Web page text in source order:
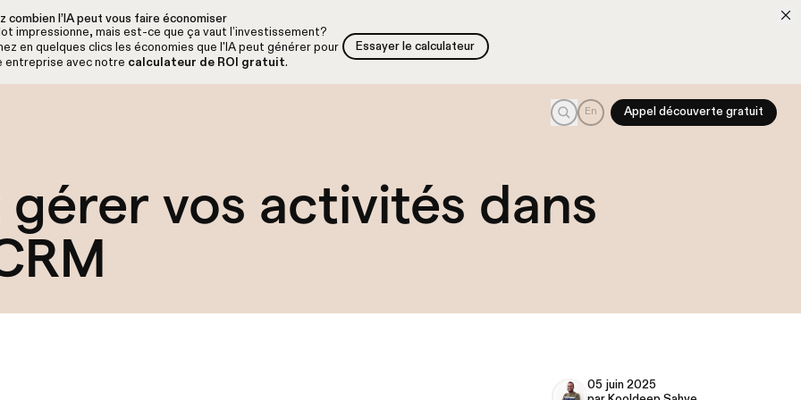
combien l’IA peut vous faire économiser
impressionne, mais est-ce que ça vaut l’investissement?
en quelques clics les économies que l'IA peut générer pour
entreprise avec notre calculateur de ROI gratuit.
Essayer le calculateur
Essayer le calculateur
Recherche
En Appel découverte gratuit
vos activités dans
05 juin 2025